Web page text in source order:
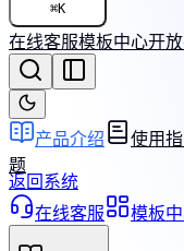
⌘K
在线客服模板中心开
产品介绍 使用
题
返回系统
在线客服
模板